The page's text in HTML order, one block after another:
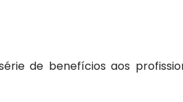
de benefícios aos